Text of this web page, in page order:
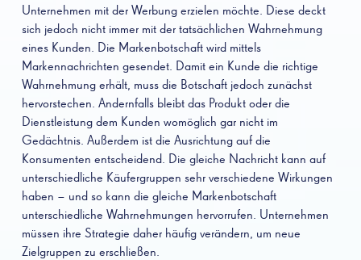
Unternehmen mit der Werbung erzielen möchte. Diese deckt
sich jedoch nicht immer mit der tatsächlichen Wahrnehmung
eines Kunden. Die Markenbotschaft wird mittels
Markennachrichten gesendet. Damit ein Kunde die richtige
Wahrnehmung erhält, muss die Botschaft jedoch zunächst
hervorstechen. Andernfalls bleibt das Produkt oder die
Dienstleistung dem Kunden womöglich gar nicht im
Gedächtnis. Außerdem ist die Ausrichtung auf die
Konsumenten entscheidend. Die gleiche Nachricht kann auf
unterschiedliche Käufergruppen sehr verschiedene Wirkungen
haben – und so kann die gleiche Markenbotschaft
unterschiedliche Wahrnehmungen hervorrufen. Unternehmen
müssen ihre Strategie daher häufig verändern, um neue
Zielgruppen zu erschließen.